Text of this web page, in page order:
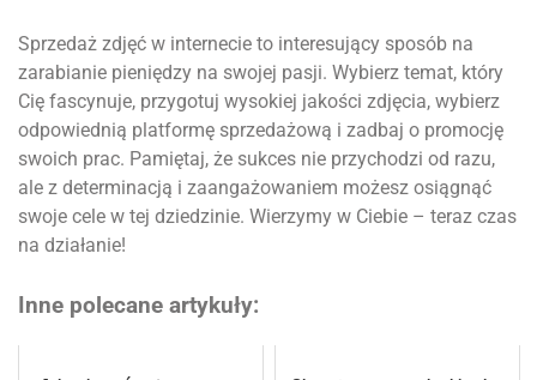
Sprzedaż zdjęć w internecie to interesujący sposób na
zarabianie pieniędzy na swojej pasji. Wybierz temat, który
Cię fascynuje, przygotuj wysokiej jakości zdjęcia, wybierz
odpowiednią platformę sprzedażową i zadbaj o promocję
swoich prac. Pamiętaj, że sukces nie przychodzi od razu,
ale z determinacją i zaangażowaniem możesz osiągnąć
swoje cele w tej dziedzinie. Wierzymy w Ciebie – teraz czas
na działanie!
Inne polecane artykuły: